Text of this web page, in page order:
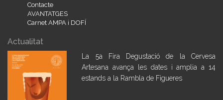
Contacte
AVANTATGES
Carnet AMPA i DOFÍ
Actualitat
La 5a Fira Degustació de la Cervesa
Artesana avança les dates i amplia a 14
estands a la Rambla de Figueres